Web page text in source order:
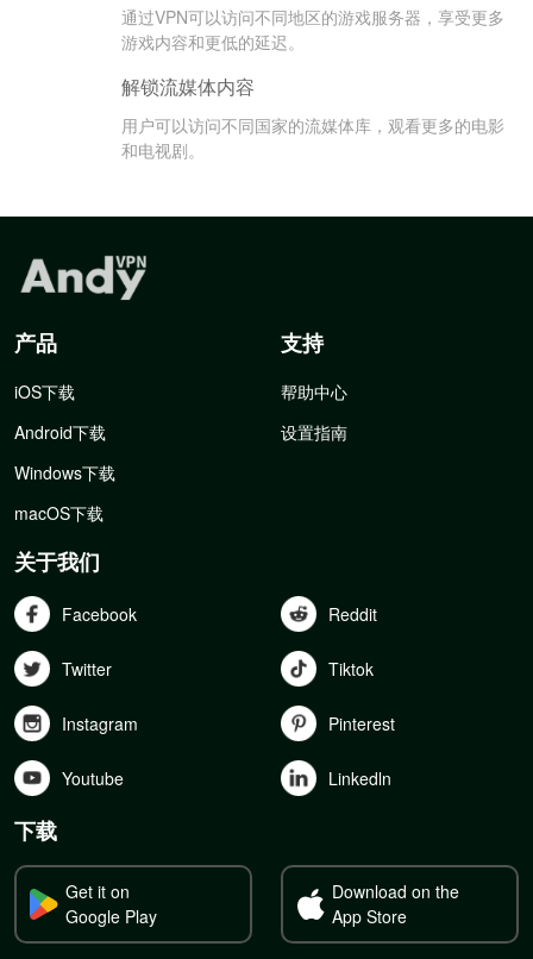
通过VPN可以访问不同地区的游戏服务器，享受更多
游戏内容和更低的延迟。
解锁流媒体内容
用户可以访问不同国家的流媒体库，观看更多的电影
和电视剧。
产品
iOS下载
Android下载
Windows下载
macOS下载
支持
帮助中心
设置指南
关于我们
Facebook Reddit
Twitter Tiktok
Instagram Pinterest
Youtube Linkedln
下载
Get it on
Google Play
Download on the
App Store